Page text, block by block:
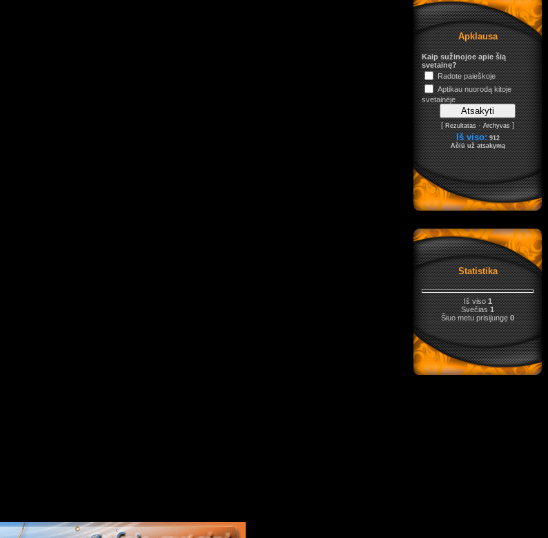
Apklausa
Kaip sužinojoe apie šią
svetainę?
Radote paieškoje
Aptikau nuorodą kitoje
svetainėje
[Rezultatas·Archyvas]
Iš viso: 912
Ačiū už atsakymą
Statistika
Iš viso1
Svečias1
Šiuo metu prisijungę0